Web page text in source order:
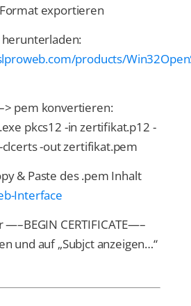
exportieren
herunterladen:
products/
pem konvertieren:
pkcs12 -in zertifikat.p12 -
clcerts -out zertifikat.pem
& Paste des .pem Inhalt
Interface
—–BEGIN CERTIFICATE—–
und auf „Subjct anzeigen…“